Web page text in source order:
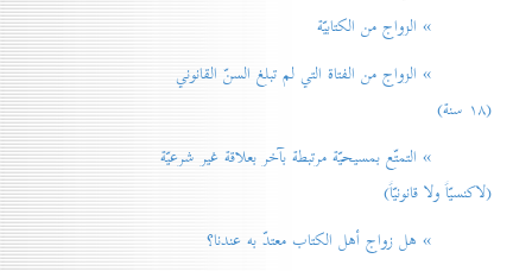
» الزواج من الكتابيّة
» الزواج من الفتاة التي لم تبلغ السنّ القانوني
(۱۸ سنة)
» التمتّع بمسيحيّة مرتبطة بآخر بعلاقة غير شرعيّة
(لاكنسيّاً ولا قانونيّاً)
» هل زواج أهل الكتاب معتدّ به عندنا؟